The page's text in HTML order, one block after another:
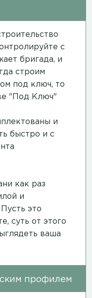
с
бригада, и
строим
под ключ, то
"Под Ключ"
и
быстро и с
как раз
и
Пусть это
суть от этого
ваша
профилем